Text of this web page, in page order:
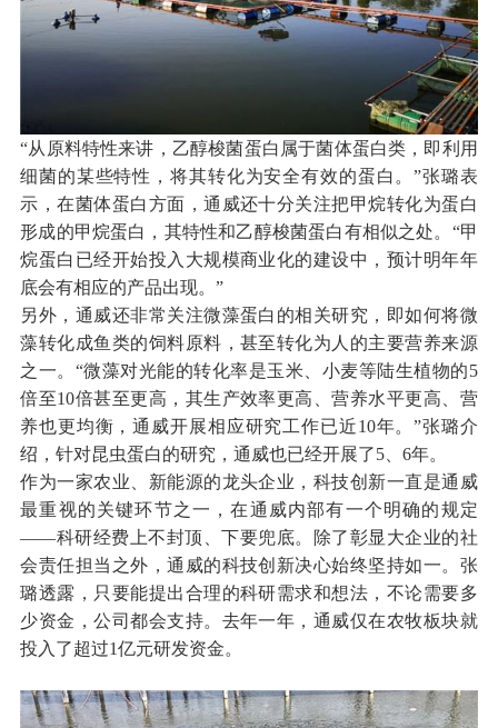
“从原料特性来讲，乙醇梭菌蛋白属于菌体蛋白类，即利用
细菌的某些特性，将其转化为安全有效的蛋白。”张璐表
示，在菌体蛋白方面，通威还十分关注把甲烷转化为蛋白
形成的甲烷蛋白，其特性和乙醇梭菌蛋白有相似之处。“甲
烷蛋白已经开始投入大规模商业化的建设中，预计明年年
底会有相应的产品出现。”
另外，通威还非常关注微藻蛋白的相关研究，即如何将微
藻转化成鱼类的饲料原料，甚至转化为人的主要营养来源
之一。“微藻对光能的转化率是玉米、小麦等陆生植物的5
倍至10倍甚至更高，其生产效率更高、营养水平更高、营
养也更均衡，通威开展相应研究工作已近10年。”张璐介
绍，针对昆虫蛋白的研究，通威也已经开展了5、6年。
作为一家农业、新能源的龙头企业，科技创新一直是通威
最重视的关键环节之一，在通威内部有一个明确的规定
——科研经费上不封顶、下要兜底。除了彰显大企业的社
会责任担当之外，通威的科技创新决心始终坚持如一。张
璐透露，只要能提出合理的科研需求和想法，不论需要多
少资金，公司都会支持。去年一年，通威仅在农牧板块就
投入了超过1亿元研发资金。